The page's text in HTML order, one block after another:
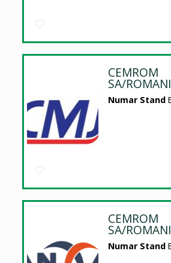
CEMROM
SA/
Numar Stand
CEMROM
SA/
Numar Stand